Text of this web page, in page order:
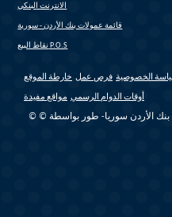
الانترنت البنكي
قائمة عمولات بنك الأردن - سورية
نقاط البيع P.O.S
خارطة الموقع فرص عمل الخصوصية
مواقع مفيدة أوقات الدوام الرسمي